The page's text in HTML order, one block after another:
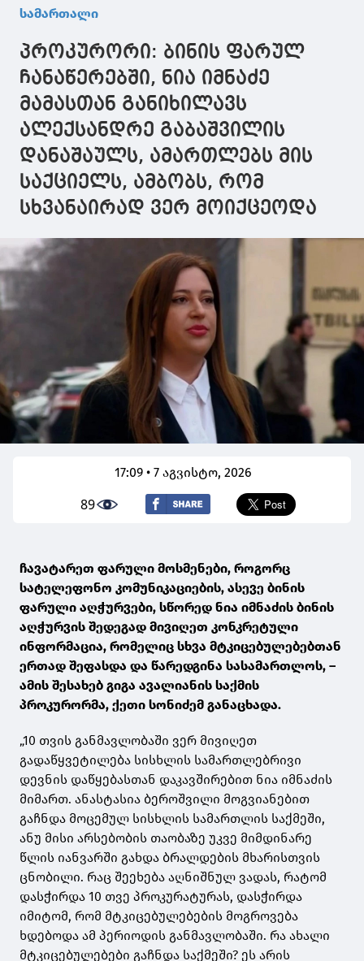
სამართალი
პროკურორი: ბინის ფარულ
ჩანაწერებში, ნია იმნაძე
მამასთან განიხილავს
ალექსანდრე გაბაშვილის
დანაშაულს, ამართლებს მის
საქციელს, ამბობს, რომ
სხვანაირად ვერ მოიქცეოდა
17:09 • 7 აგვისტო, 2026
89
ჩავატარეთ ფარული მოსმენები, როგორც
სატელეფონო კომუნიკაციების, ასევე ბინის
ფარული აღჭურვები, სწორედ ნია იმნაძის ბინის
აღჭურვის შედეგად მივიღეთ კონკრეტული
ინფორმაცია, რომელიც სხვა მტკიცებულებებთან
ერთად შეფასდა და წარედგინა სასამართლოს, –
ამის შესახებ გიგა ავალიანის საქმის
პროკურორმა, ქეთი სონიძემ განაცხადა.
„10 თვის განმავლობაში ვერ მივიღეთ
გადაწყვეტილება სისხლის სამართლებრივი
დევნის დაწყებასთან დაკავშირებით ნია იმნაძის
მიმართ. ანასტასია ბეროშვილი მოგვიანებით
გაჩნდა მოცემულ სისხლის სამართლის საქმეში,
ანუ მისი არსებობის თაობაზე უკვე მიმდინარე
წლის იანვარში გახდა ბრალდების მხარისთვის
ცნობილი. რაც შეეხება აღნიშნულ ვადას, რატომ
დასჭირდა 10 თვე პროკურატურას, დასჭირდა
იმიტომ, რომ მტკიცებულებების მოგროვება
ხდებოდა ამ პერიოდის განმავლობაში. რა ახალი
მტკიცებულებები გაჩნდა საქმეში? ეს არის